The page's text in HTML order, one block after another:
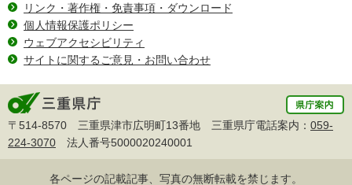
リンク・著作権・免責事項・ダウンロード
個人情報保護ポリシー
ウェブアクセシビリティ
サイトに関するご意見・お問い合わせ
〒514-8570 三重県津市広明町13番地 三重県庁電話案内： 059-
224-3070 法人番号5000020240001
各ページの記載記事、写真の無断転載を禁じます。